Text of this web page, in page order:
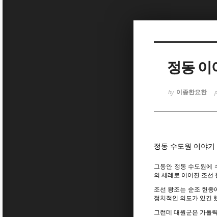
정동 이
by 이종한요한
정동 수도원 이야
그동안 정동 수도원에
의 세례로 이어진 조선
조선 왕조는 순조 헌종
정치적인 의도가 있긴
그런데 대원군은 가톨